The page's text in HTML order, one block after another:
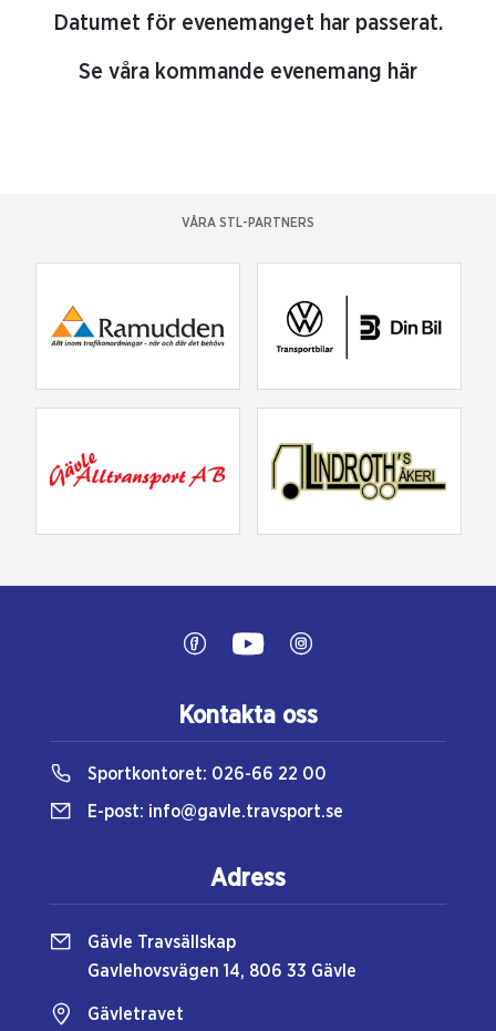
Datumet för evenemanget har passerat.
Se våra kommande evenemang här
VÅRA STL-PARTNERS
Kontakta oss
Sportkontoret: 026-66 22 00
E-post: info@gavle.travsport.se
Adress
Gävle Travsällskap
Gavlehovsvägen 14, 806 33 Gävle
Gävletravet